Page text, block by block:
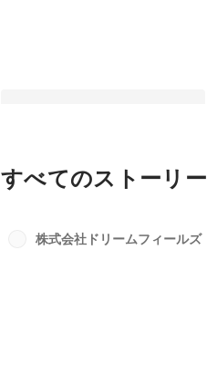
つくろう 社員インタビュー
最新順で表示
すべてのストーリー
株式会社ドリームフィールズ